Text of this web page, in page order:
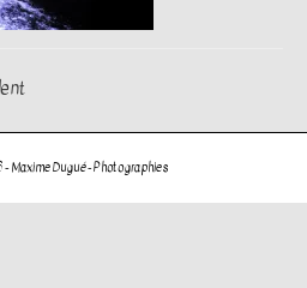
-Maxime Dugué - Photographies